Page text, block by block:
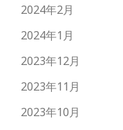
2024年2月
2024年1月
2023年12月
2023年11月
2023年10月